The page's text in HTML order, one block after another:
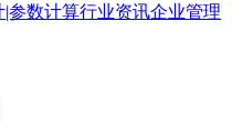
|参数计算行业资讯企业管理